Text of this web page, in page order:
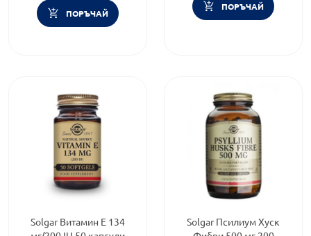
ПОРЪЧАЙ
ПОРЪЧАЙ
Solgar Витамин E 134
Solgar Псилиум Хуск